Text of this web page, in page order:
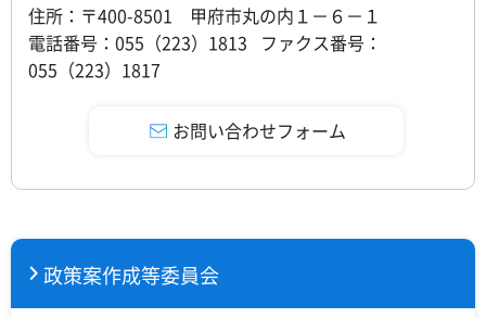
住所：〒400-8501 甲府市丸の内１－６－１
電話番号：055（223）1813 ファクス番号：
055（223）1817
政策案作成等委員会